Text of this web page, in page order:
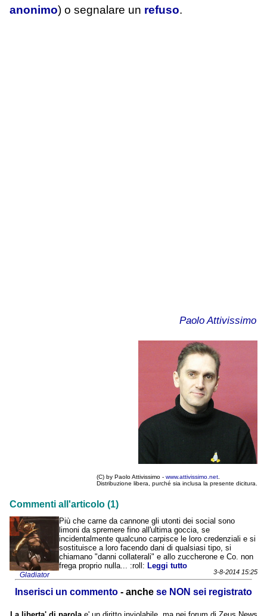
anonimo) o segnalare un refuso.
Paolo Attivissimo
(C) by Paolo Attivissimo - www.attivissimo.net
Distribuzione libera, purché sia inclusa la presente dicitura.
Commenti all'articolo (1)
Gladiator
Più che carne da cannone gli utonti dei social sono
limoni da spremere fino all'ultima goccia, se
incidentalmente qualcuno carpisce le loro credenziali e si
sostituisce a loro facendo dani di qualsiasi tipo, si
chiamano "danni collaterali" e allo zuccherone e Co. non
frega proprio nulla... :roll: Leggi tutto
3-8-2014 15:25
Inserisci un commento - anche se NON sei registrato